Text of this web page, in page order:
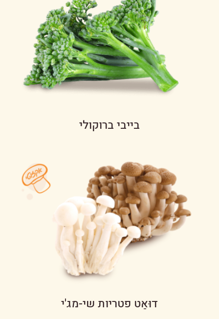
בייבי ברוקולי
דוּאֵט פטריות שי-מג'י